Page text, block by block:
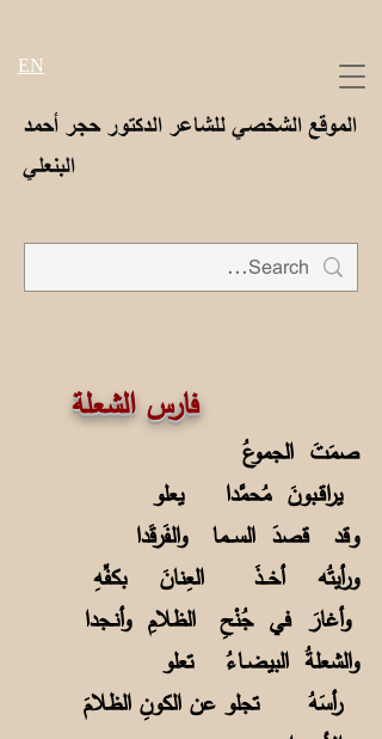
الموقع الشخصي للشاعر الدكتور حجر أحمد
البنعلي
EN
فارس الشعلة
صمَتَ الجموعُ
يراقـبونَ مُحمَّدا يعلو
وقد قصدَ الســما والفَرقَدا
ورأيتُه أخــذَ العِنانَ بكفِّهِ
وأغارَ في جُنْحِ الظلامِ وأنـجدا
والشعلةُ البيضـاءُ تعلو
رأسَهُ تجلو عن الكونِ الظلامَ